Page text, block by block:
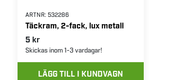
ARTNR: 532286
Täckram, 2-fack, lux metall
5 kr
Skickas inom 1-3 vardagar!
LÄGG TILL I KUNDVAGN